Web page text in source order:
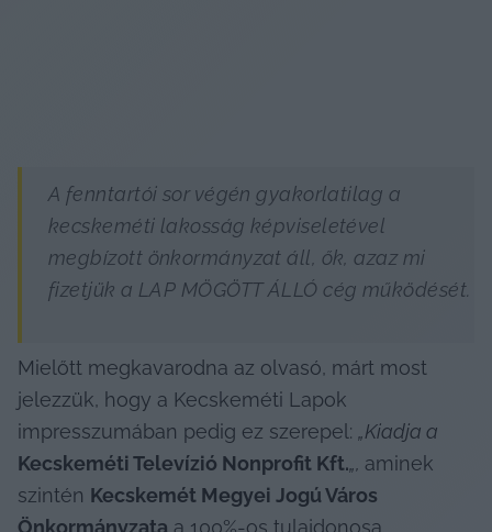
A fenntartói sor végén gyakorlatilag a
kecskeméti lakosság képviseletével
megbízott önkormányzat áll, ők, azaz mi
fizetjük a LAP MÖGÖTT ÁLLÓ cég működését.
Mielőtt megkavarodna az olvasó, márt most
jelezzük, hogy a Kecskeméti Lapok
impresszumában pedig ez szerepel:
Kecskeméti Televízió Nonprofit Kft.„, aminek
szintén Kecskemét Megyei Jogú Város
Önkormányzata a 100%-os tulajdonosa.